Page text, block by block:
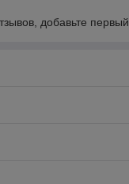
добавьте первый